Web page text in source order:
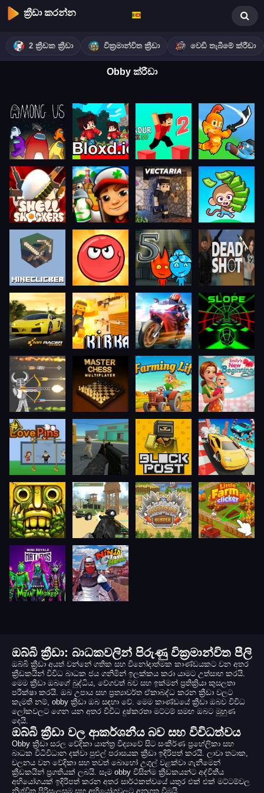
ක්‍රීඩා කරන්න
2 ක්‍රීඩක ක්‍රීඩා වික්‍රමාන්විත ක්‍රීඩා වෙඩි තැබීමේ ක්රීඩා
Obby ක්රීඩා
ඔබ්බි ක්‍රීඩා: බාධකවලින් පිරුණු වික්‍රමාන්විත පීලි
ඔබ්බි ක්‍රීඩා අයත් වන්නේ ගතික සහ විනෝදාත්මක කාණ්ඩයකට වන අතර
ක්‍රීඩකයින් විවිධ බාධක ජය ගනිමින් ඉලක්කය කරා යාමට උත්සාහ කරයි.
මෙම ක්‍රීඩා ඔබගේ බුද්ධිය, වේගවත් බව සහ ඉක්මන් ප්‍රතික්‍රියා කුසලතා
පරීක්ෂා කරයි. ඔබ උපාය සහ ප්‍රත්‍යාවර්ත ඒකාබද්ධ කරන ක්‍රීඩා වලට
කැමති නම්, obby ක්‍රීඩා ඔබ සඳහා වේ. මෙම කාණ්ඩයේ ක්‍රීඩා ඔබව විවිධ
ලෝකවලට ගෙන යන අතර විවිධ දුෂ්කරතා මට්ටම් සමඟ ඔබට මුහුණ
දෙයි.
ඔබ්බි ක්‍රීඩා වල ආකර්ශනීය බව සහ විවිධත්වය
Obby ක්‍රීඩා සරල වේදිකා යාන්ත්‍ර විද්‍යාවේ සිට සංකීර්ණ ප්‍රහේලිකා සහ
බාධක විධිවිධාන දක්වා පුළුල් පරාසයක ක්‍රීඩා ඉදිරිපත් කරයි. ලාවා තටාක,
චලනය වන වේදිකා සහ තවත් බොහෝ උගුල් වළක්වා ගැනීමෙන්
ක්‍රීඩකයින් ප්‍රගතියක් ලබයි. සෑම obby විසින්ම ක්‍රීඩකයන්ට අද්විතීය
අභියෝගයක් ඉදිරිපත් කරන අතර සාර්ථකත්වයේ යතුර එක් එක් මට්ටම්වල
නිශ්චිත පිරිසැලසුම සහ අභියෝගවලට අනුගත වීමයි.